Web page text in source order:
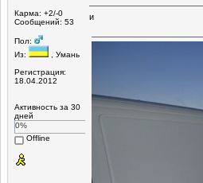
Карма: +2/-0
Сообщений: 53
Пол:
Из:
, Умань
Регистрация:
18.04.2012
Активность за 30
дней
0%
Offline
и